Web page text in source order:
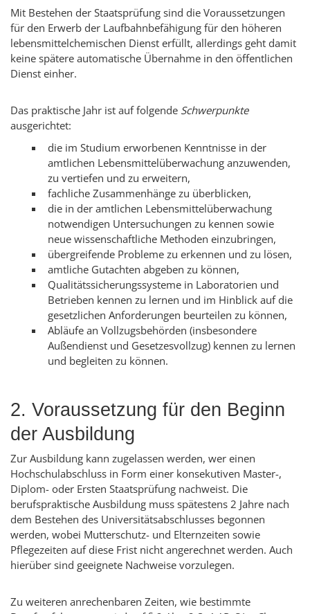
Mit Bestehen der Staatsprüfung sind die Voraussetzungen
für den Erwerb der Laufbahnbefähigung für den höheren
lebensmittelchemischen Dienst erfüllt, allerdings geht damit
keine spätere automatische Übernahme in den öffentlichen
Dienst einher.
Das praktische Jahr ist auf folgende Schwerpunkte
ausgerichtet:
die im Studium erworbenen Kenntnisse in der
amtlichen Lebensmittelüberwachung anzuwenden,
zu vertiefen und zu erweitern,
fachliche Zusammenhänge zu überblicken,
die in der amtlichen Lebensmittelüberwachung
notwendigen Untersuchungen zu kennen sowie
neue wissenschaftliche Methoden einzubringen,
übergreifende Probleme zu erkennen und zu lösen,
amtliche Gutachten abgeben zu können,
Qualitätssicherungssysteme in Laboratorien und
Betrieben kennen zu lernen und im Hinblick auf die
gesetzlichen Anforderungen beurteilen zu können,
Abläufe an Vollzugsbehörden (insbesondere
Außendienst und Gesetzesvollzug) kennen zu lernen
und begleiten zu können.
2. Voraussetzung für den Beginn
der Ausbildung
Zur Ausbildung kann zugelassen werden, wer einen
Hochschulabschluss in Form einer konsekutiven Master-,
Diplom- oder Ersten Staatsprüfung nachweist. Die
berufspraktische Ausbildung muss spätestens 2 Jahre nach
dem Bestehen des Universitätsabschlusses begonnen
werden, wobei Mutterschutz- und Elternzeiten sowie
Pflegezeiten auf diese Frist nicht angerechnet werden. Auch
hierüber sind geeignete Nachweise vorzulegen.
Zu weiteren anrechenbaren Zeiten, wie bestimmte